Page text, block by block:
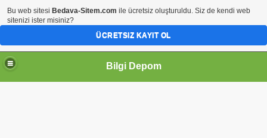
Bilgi Depom
Bu web sitesi Bedava-Sitem.com ile ücretsiz oluşturuldu. Siz de kendi web
sitenizi ister misiniz?
ÜCRETSIZ KAYIT OL